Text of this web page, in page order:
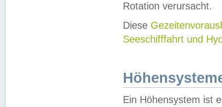
Rotation verursacht.
Diese
Seeschifffahrt und
Ein Höhensystem ist